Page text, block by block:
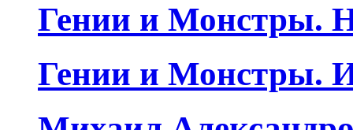
Гении и Монстры.
Гении и Монстры.